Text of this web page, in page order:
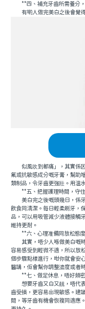
**四、補充牙齒所需養分，
有啲人做完美白之後會覺
似風吹到都痛」，其實係因
氟或抗敏感成分嘅牙膏，幫助
類制品，令牙齒更強壯。用溫
**五、把握護理時間，守
美白完之後嘅頭幾日，係牙
飲食同清潔。每日輕柔刷牙，
品，可以用吸管減少液體接觸
維持更耐。
**六、心理准備同放松態
其實，唔少人喺做美白嘅時
容易感受到輕微不適，所以放
個步驟點樣進行，咁你就會安
醫講，佢會幫你調整濃度或者
**七、做足休息，唔好頻密
想要牙齒又白又靓，唔代表
齒受損，更容易出現敏感。建
間，等牙齒有機會恢複同適應